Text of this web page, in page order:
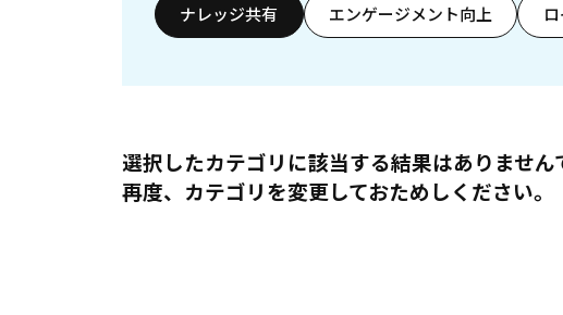
ナレッジ共有 エンゲージメント向上
選択したカテゴリに該当する結果はありません
再度、カテゴリを変更しておためしください。